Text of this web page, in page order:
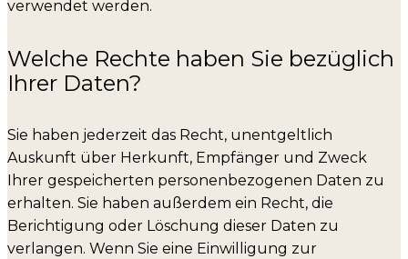
verwendet werden.
Welche Rechte haben Sie bezüglich
Ihrer Daten?
Sie haben jederzeit das Recht, unentgeltlich
Auskunft über Herkunft, Empfänger und Zweck
Ihrer gespeicherten personenbezogenen Daten zu
erhalten. Sie haben außerdem ein Recht, die
Berichtigung oder Löschung dieser Daten zu
verlangen. Wenn Sie eine Einwilligung zur